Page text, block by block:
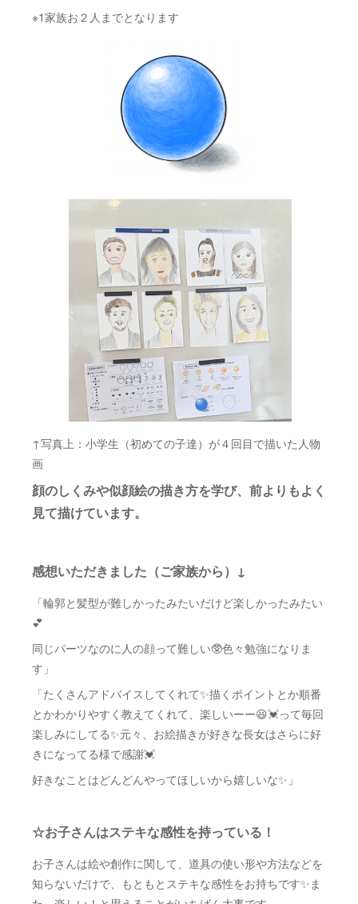
※1家族お２人までとなります
↑写真上：小学生（初めての子達）が４回目で描いた人物
画
顔のしくみや似顔絵の描き方を学び、前よりもよく
見て描けています。
感想いただきました（ご家族から）↓
「輪郭と髪型が難しかったみたいだけど楽しかったみたい
💕
同じパーツなのに人の顔って難しい🥸色々勉強になりま
す」
「たくさんアドバイスしてくれて✨描くポイントとか順番
とかわかりやすく教えてくれて、楽しいーー😆💓って毎回
楽しみにしてる✨元々、お絵描きが好きな長女はさらに好
きになってる様で感謝💓
好きなことはどんどんやってほしいから嬉しいな✨」
☆お子さんはステキな感性を持っている！
お子さんは絵や創作に関して、道具の使い形や方法などを
知らないだけで、もともとステキな感性をお持ちです✨ま